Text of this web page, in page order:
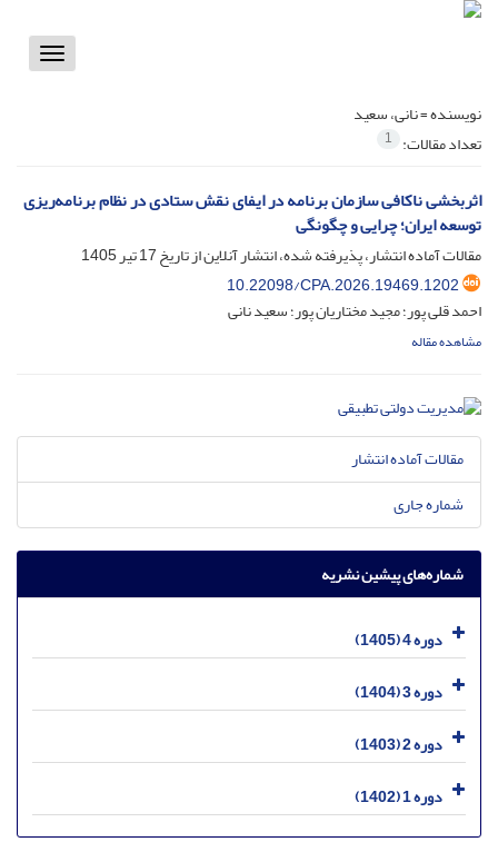
Toggle
نویسنده =نانی، سعید
تعداد مقالات: 1
اثربخشی ناکافی سازمان برنامه در ایفای نقش ستادی در نظام برنامه‌ریزی
توسعه ایران؛ چرایی و چگونگی
مقالات آماده انتشار، پذیرفته شده، انتشار آنلاین از تاریخ17 تیر 1405
10.22098/CPA.2026.19469.1202
احمد قلی پور؛ مجید مختاریان پور؛ سعید نانی
مشاهده مقاله
مقالات آماده انتشار
شماره جاری
شماره‌های پیشین نشریه
دوره 4 (1405)
دوره 3 (1404)
دوره 2 (1403)
دوره 1 (1402)